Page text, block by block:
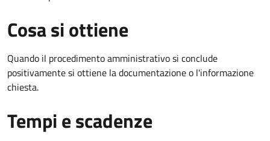
Cosa si ottiene
Quando il procedimento amministrativo si conclude
positivamente si ottiene la documentazione o l'informazione
chiesta.
Tempi e scadenze